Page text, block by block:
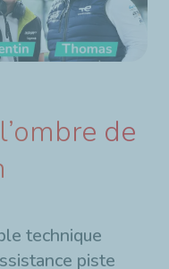
de
technique
piste